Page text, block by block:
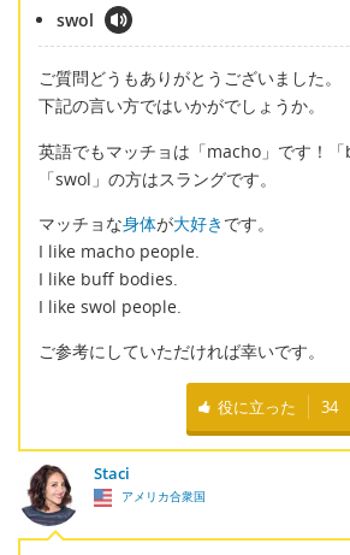
swol
ご質問どうもありがとうございました。
下記の言い方ではいかがでしょうか。
英語でもマッチョは「macho」です！「
「swol」の方はスラングです。
マッチョな身体が大好き です。
I like macho people.
I like buff bodies.
I like swol people.
ご参考にしていただければ幸いです。
役に立った 34
Staci
アメリカ合衆国